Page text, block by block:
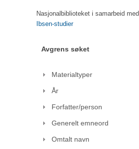
Nasjonalbiblioteket i samarbeid med
Ibsen-studier
Avgrens søket
Materialtyper
År
Forfatter/person
Generelt emneord
Omtalt navn